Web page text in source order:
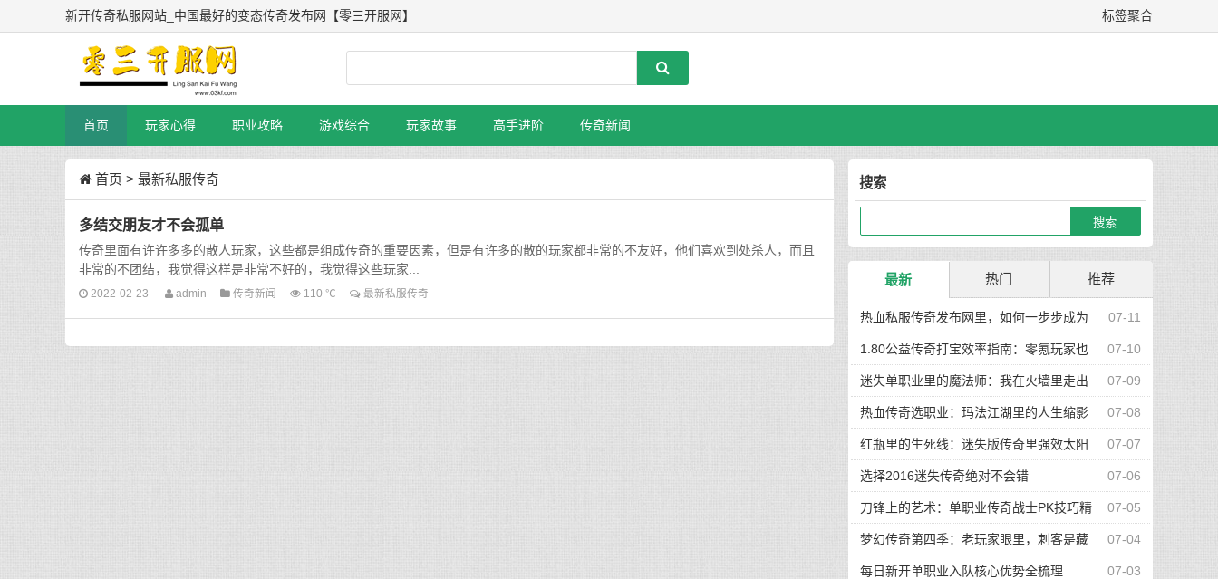
新开传奇私服网站_中国最好的变态传奇发布网【零三开服网】 标签聚合
首页 玩家心得 职业攻略 游戏综合 玩家故事 高手进阶 传奇新闻
首页 > 最新私服传奇
多结交朋友才不会孤单
传奇里面有许许多多的散人玩家，这些都是组成传奇的重要因素，但是有许多的散的玩家都非常的不友好，他们喜欢到处杀人，而且
非常的不团结，我觉得这样是非常不好的，我觉得这些玩家...
2022-02-23 admin 传奇新闻 110 ℃ 最新私服传奇
搜索
最新 热门 推荐
07-11
热血私服传奇发布网里，如何一步步成为
真正的高手玩家 07-10
1.80公益传奇打宝效率指南：零氪玩家也
能快速集齐神装 07-09
迷失单职业里的魔法师：我在火墙里走出
的升级路 07-08
热血传奇选职业：玛法江湖里的人生缩影
07-07
红瓶里的生死线：迷失版传奇里强效太阳
水的逆袭传奇 07-06
选择2016迷失传奇绝对不会错
07-05
刀锋上的艺术：单职业传奇战士PK技巧精
要 07-04
梦幻传奇第四季：老玩家眼里，刺客是藏
在阴影里的艺术 07-03
每日新开单职业入队核心优势全梳理